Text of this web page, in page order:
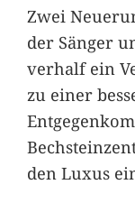
Zwei
der Sänger
verhalf ein
zu einer
den Luxus